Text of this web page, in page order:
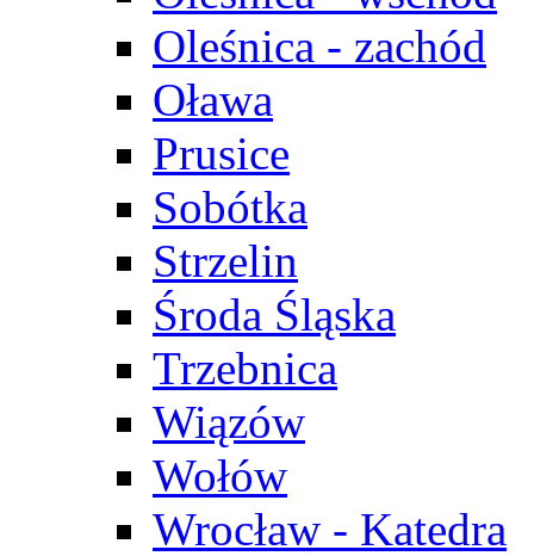
Oleśnica - zachód
Oława
Prusice
Sobótka
Strzelin
Środa Śląska
Trzebnica
Wiązów
Wołów
Wrocław - Katedra